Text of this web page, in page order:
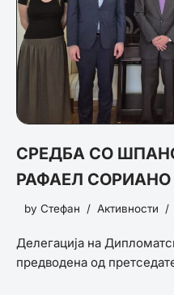
СРЕДБА СО
РАФАЕЛ СОРИАНО
by Стефан Активности
Делегација на
предводена од